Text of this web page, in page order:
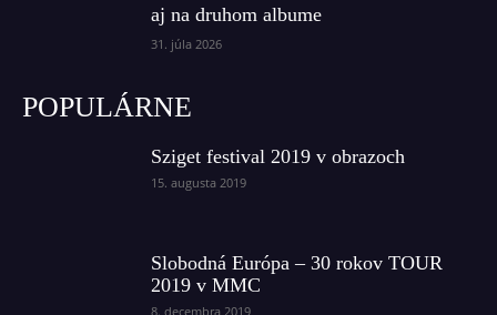
aj na druhom albume
31. júla 2026
POPULÁRNE
Sziget festival 2019 v obrazoch
15. augusta 2019
Slobodná Európa – 30 rokov TOUR
2019 v MMC
8. decembra 2019